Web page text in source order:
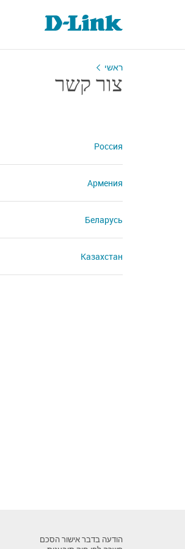
ראשי
צור קשר
Россия
Армения
Беларусь
Казахстан
הודעה בדבר אישור הסכם